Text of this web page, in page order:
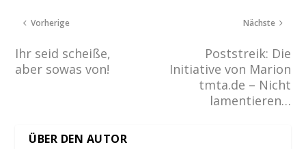
Vorherige
Ihr seid scheiße,
aber sowas von!
Nächste
Poststreik: Die
Initiative von Marion
tmta.de – Nicht
lamentieren…
ÜBER DEN AUTOR